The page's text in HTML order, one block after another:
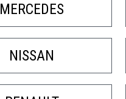
MERCEDES
NISSAN